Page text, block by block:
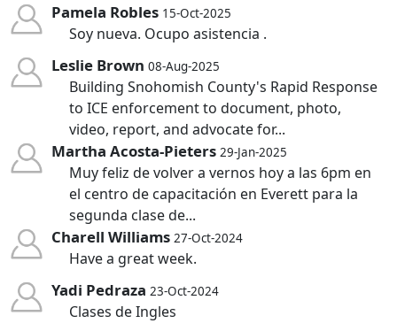
Pamela Robles 15-Oct-2025
Soy nueva. Ocupo asistencia .
Leslie Brown 08-Aug-2025
Building Snohomish County's Rapid Response
to ICE enforcement to document, photo,
video, report, and advocate for...
Martha Acosta-Pieters 29-Jan-2025
Muy feliz de volver a vernos hoy a las 6pm en
el centro de capacitación en Everett para la
segunda clase de...
Charell Williams 27-Oct-2024
Have a great week.
Yadi Pedraza 23-Oct-2024
Clases de Ingles